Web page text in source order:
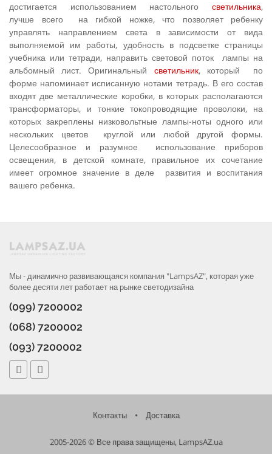
достигается использованием настольного све­тильника,
лучше всего на гибкой ножке, что позволяет ребенку
управлять направлением света в зависимости от вида
выполняемой им работы, удобность в подсветке страницы
учебника или тетради, напра­вить световой поток лампы на
альбомный лист. Оригинальный светильник, который по
форме напо­минает исписанную нотами тетрадь. В его состав
входят две металлические коробки, в которых располагаются
трансформаторы, и тонкие токопроводящие проволоки, на
которых закреплены низковольтные лампы-ноты од­ного или
нескольких цветов круглой или любой другой формы.
Целесообразное и разумное использование приборов
освещения, в детской комнате, правильное их сочетание
имеет огромное значение в деле развития и воспитания
вашего ребенка.
Мы - динамично развивающаяся компания "LampsAZ", которая уже
более десяти лет работает на рынке светодизайна
(099) 7200002
(068) 7200002
(093) 7200002
Контакты • Доставка
2005-2026 © Все права защищены, LampsAZ.ua